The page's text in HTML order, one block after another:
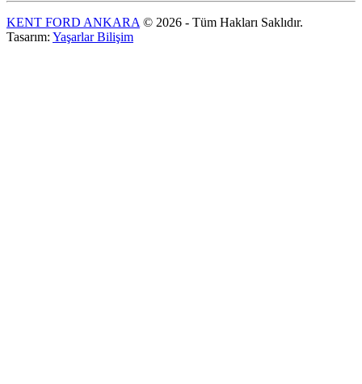
KENT FORD ANKARA © 2026 - Tüm Hakları Saklıdır.
Tasarım: Yaşarlar Bilişim